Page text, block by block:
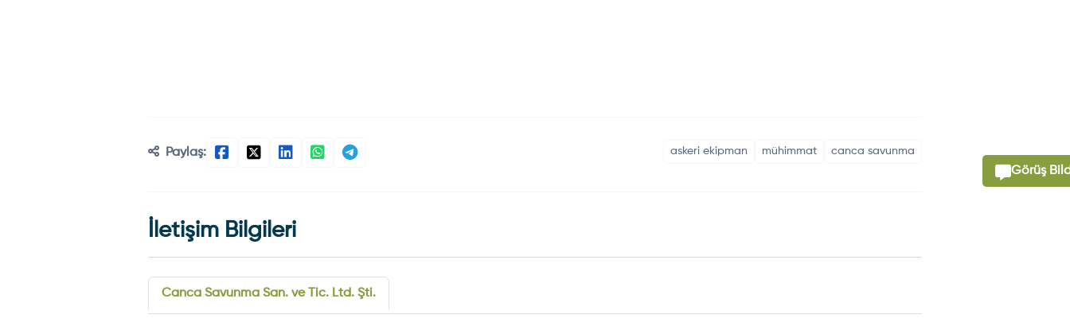
Paylaş: askeri ekipman mühimmat canca savunma
İletişim Bilgileri
Canca Savunma San. ve Tic. Ltd. Şti.
Görüş